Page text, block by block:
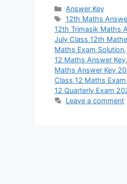
Categories
Answer Key
Tags
12th Maths
12th Trimasik Maths
July Class 12th
Maths Exam Solution,
12 Maths Answer Key,
Maths Answer Key
Class 12 Maths
12 Quarterly Exam
Leave a comment